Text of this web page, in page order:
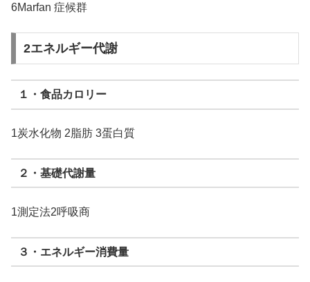
6Marfan 症候群
2エネルギー代謝
１・食品カロリー
1炭水化物 2脂肪 3蛋白質
２・基礎代謝量
1測定法2呼吸商
３・エネルギー消費量